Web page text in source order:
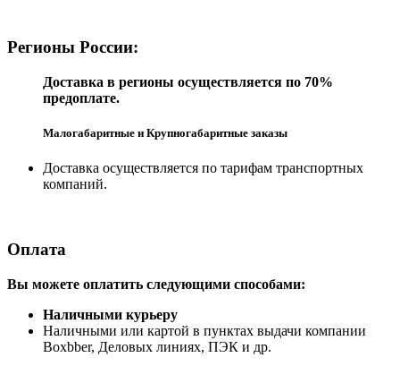
Регионы России:
Доставка в регионы осуществляется по 70%
предоплате.
Малогабаритные и Крупногабаритные заказы
Доставка осуществляется по тарифам транспортных
компаний.
Оплата
Вы можете оплатить следующими способами:
Наличными курьеру
Наличными или картой в пунктах выдачи компании
Boxbber, Деловых линиях, ПЭК и др.